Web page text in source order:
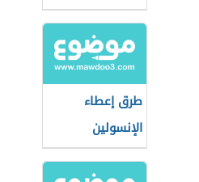
طرق إعطاء
الإنسولين